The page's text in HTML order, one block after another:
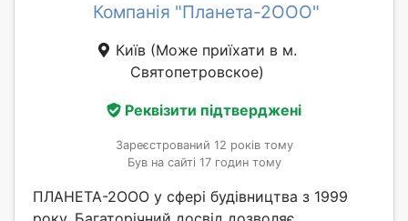
Компанія "Планета-2ООО"
Київ (Може приїхати в м.
Святопетровское)
Реквізити підтверджені
Зареєстрований 12 років тому
Був на сайті 17 годин тому
ПЛАНЕТА-2ООО у сфері будівництва з 1999